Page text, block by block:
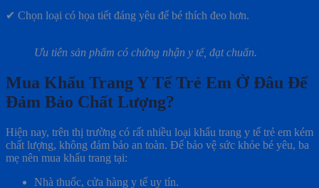
✔ Chọn loại có họa tiết đáng yêu để bé thích đeo hơn.
Ưu tiên sản phẩm có chứng nhận y tế, đạt chuẩn.
Mua Khẩu Trang Y Tế Trẻ Em Ở Đâu Để
Đảm Bảo Chất Lượng?
Hiện nay, trên thị trường có rất nhiều loại khẩu trang y tế trẻ em kém
chất lượng, không đảm bảo an toàn. Để bảo vệ sức khỏe bé yêu, ba
mẹ nên mua khẩu trang tại:
Nhà thuốc, cửa hàng y tế uy tín.